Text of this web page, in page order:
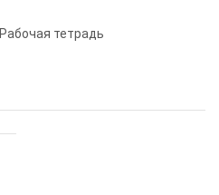
Рабочая тетрадь